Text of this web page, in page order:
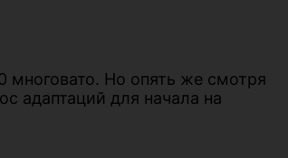
многовато. Но опять же смотря
адаптаций для начала на